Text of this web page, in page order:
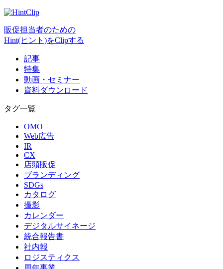
販促担当者のための
Hint(ヒント)をClipする
記事
特集
動画・セミナー
資料ダウンロード
タグ一覧
OMO
Web広告
IR
CX
店頭販促
ブランディング
SDGs
カタログ
撮影
カレンダー
デジタルサイネージ
統合報告書
社内報
ロジスティクス